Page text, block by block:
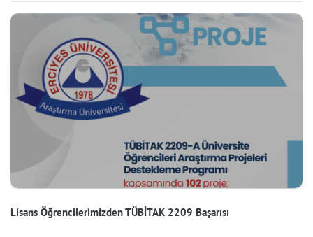
Lisans Öğrencilerimizden TÜBİTAK 2209 Başarısı